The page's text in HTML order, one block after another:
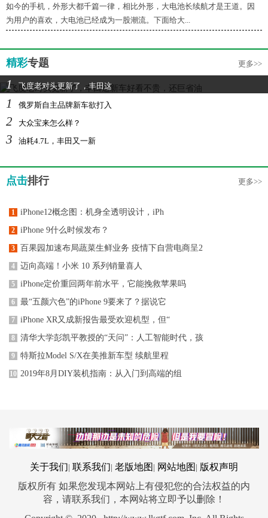
如今的手机，外形大都千篇一律，相比外形，大电池长续航才是王道。因
为用户的喜欢，大电池已经成为一股潮流。下面给大...
精彩专题 更多>>
1 飞度老对头更新了，丰田这
1 俄罗斯自主品牌新车欲打入
2 大众宝来怎么样？
3 油耗4.7L，丰田又一新
点击排行 更多>>
1 iPhone12概念图：机身全透明设计，iPh
2 iPhone 9什么时候发布？
3 百果园加速布局蔬菜生鲜业务 疫情下自营电商呈2
4 迈向高端！小米 10 系列销量喜人
5 iPhone定价重回两年前水平，它能挽救苹果吗
6 最“五颜六色”的iPhone 9要来了？据说它
7 iPhone XR又成新报告最受欢迎机型，但“
8 清华大学彭凯平教授的“天问”：人工智能时代，孩
9 特斯拉Model S/X在美推新车型 续航里程
10 2019年8月DIY装机指南：从入门到高端的组
关于我们| 联系我们| 老版地图 | 网站地图 | 版权声明
版权所有 如果您发现本网站上有侵犯您的合法权益的内
容，请联系我们，本网站将立即予以删除！